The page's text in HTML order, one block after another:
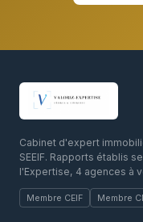
Cabinet d'expert
SEEIF. Rapports établis
l'Expertise, 4 agences à
Membre CEIF Membre